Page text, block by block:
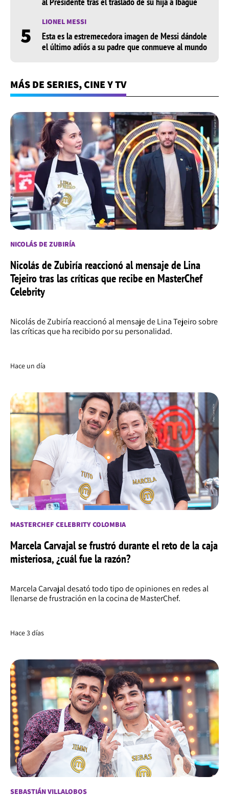
5 LIONEL MESSI
Esta es la estremecedora imagen de Messi dándole
el último adiós a su padre que conmueve al mundo
MÁS DE SERIES, CINE Y TV
NICOLÁS DE ZUBIRÍA
Nicolás de Zubiría reaccionó al mensaje de Lina
Tejeiro tras las críticas que recibe en MasterChef
Celebrity
Nicolás de Zubiría reaccionó al mensaje de Lina Tejeiro sobre
las críticas que ha recibido por su personalidad.
Hace un día
MASTERCHEF CELEBRITY COLOMBIA
Marcela Carvajal se frustró durante el reto de la caja
misteriosa, ¿cuál fue la razón?
Marcela Carvajal desató todo tipo de opiniones en redes al
llenarse de frustración en la cocina de MasterChef.
Hace 3 días
SEBASTIÁN VILLALOBOS